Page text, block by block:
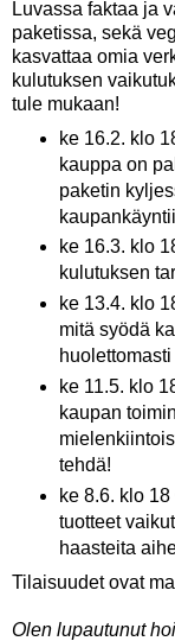
Luvassa faktaa ja
paketissa, sekä
kasvattaa omia
kulutuksen
tule mukaan!
ke 16.2. klo
kauppa on
paketin
ke 16.3. klo
kulutuksen
ke 13.4. klo
mitä syödä
ke 11.5. klo
kaupan
tehdä!
ke 8.6. klo
tuotteet
haasteita
Tilaisuudet ovat
Olen lupautunut